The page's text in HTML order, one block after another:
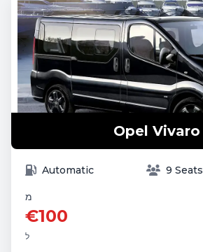
Opel Vivaro
Automatic 9 Seats
מ
€100
ל